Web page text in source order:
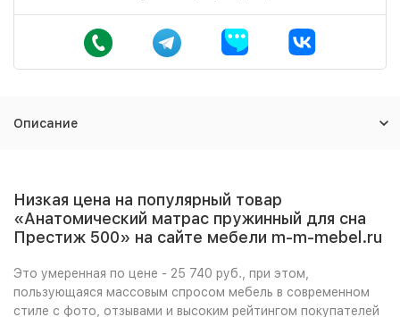
Описание
Низкая цена на популярный товар
«Анатомический матрас пружинный для сна
Престиж 500» на сайте мебели m-m-mebel.ru
Это умеренная по цене - 25 740 руб., при этом,
пользующаяся массовым спросом мебель в современном
стиле с фото, отзывами и высоким рейтингом покупателей